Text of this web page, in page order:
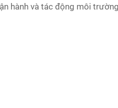
hành và tác động môi
đột phá, giải quyết đồng